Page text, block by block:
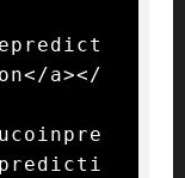
a></